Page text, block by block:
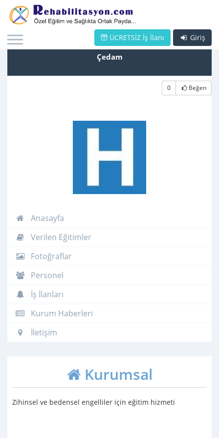
Giriş
ÜCRETSİZ İş İlanı
Çedam
0 Beğen
Anasayfa
Verilen Eğitimler
Fotoğraflar
Personel
İş İlanları
Kurum Haberleri
İletişim
Kurumsal
Zihinsel ve bedensel engelliler için eğitim hizmeti